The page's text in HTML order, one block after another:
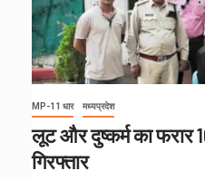
MP-11 धार मध्यप्रदेश
लूट और दुष्कर्म का फरार
गिरफ्तार